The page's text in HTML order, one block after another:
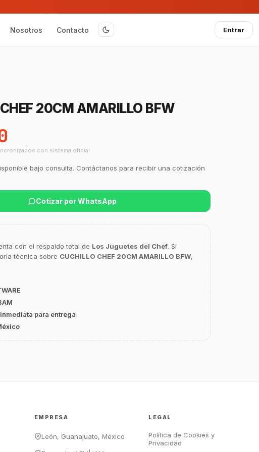
Nosotros Contacto Entrar
20CM AMARILLO BFW
con sistema oficial
bajo consulta. Contáctanos para recibir una cotización
Cotizar por WhatsApp
con el respaldo total de Los Juguetes del Chef. Si
técnica sobre CUCHILLO CHEF 20CM AMARILLO BFW,
para entrega
GastroArt.
Métodos de envío y entrega
Ver sucursales y contacto
EMPRESA
León, Guanajuato, México
LEGAL
Política de Cookies y
Privacidad